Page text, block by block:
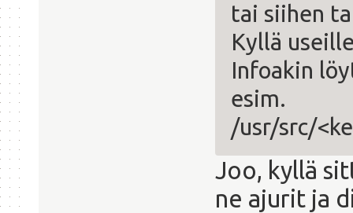
tai siihen
Kyllä
Infoakin
esim.
/usr/src/
Joo, kyllä
ne ajurit ja